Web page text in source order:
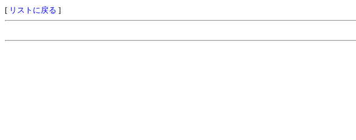
[ リストに戻る ]